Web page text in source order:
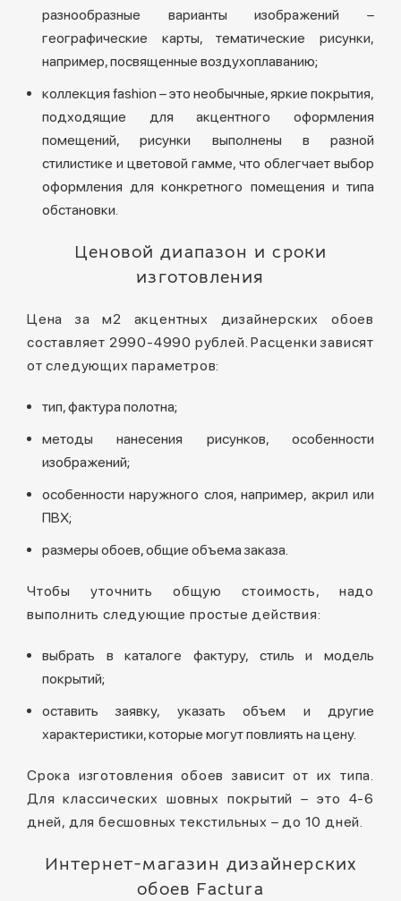
разнообразные варианты изображений –
географические карты, тематические рисунки,
например, посвященные воздухоплаванию;
коллекция fashion – это необычные, яркие покрытия,
подходящие для акцентного оформления
помещений, рисунки выполнены в разной
стилистике и цветовой гамме, что облегчает выбор
оформления для конкретного помещения и типа
обстановки.
Ценовой диапазон и сроки
изготовления
Цена за м2 акцентных дизайнерских обоев
составляет 2990-4990 рублей. Расценки зависят
от следующих параметров:
тип, фактура полотна;
методы нанесения рисунков, особенности
изображений;
особенности наружного слоя, например, акрил или
ПВХ;
размеры обоев, общие объема заказа.
Чтобы уточнить общую стоимость, надо
выполнить следующие простые действия:
выбрать в каталоге фактуру, стиль и модель
покрытий;
оставить заявку, указать объем и другие
характеристики, которые могут повлиять на цену.
Срока изготовления обоев зависит от их типа.
Для классических шовных покрытий – это 4-6
дней, для бесшовных текстильных – до 10 дней.
Интернет-магазин дизайнерских
обоев Factura